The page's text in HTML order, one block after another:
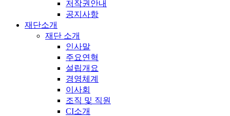
저작권안내
공지사항
재단소개
재단 소개
인사말
주요연혁
설립개요
경영체계
이사회
조직 및 직원
CI소개